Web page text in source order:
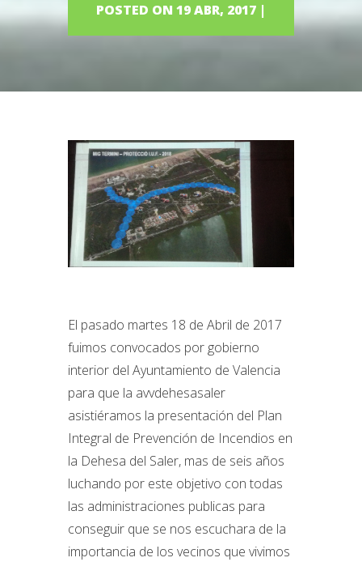
POSTED ON 19 ABR, 2017 |
El pasado martes 18 de Abril de 2017
fuimos convocados por gobierno
interior del Ayuntamiento de Valencia
para que la avvdehesasaler
asistiéramos la presentación del Plan
Integral de Prevención de Incendios en
la Dehesa del Saler, mas de seis años
luchando por este objetivo con todas
las administraciones publicas para
conseguir que se nos escuchara de la
importancia de los vecinos que vivimos